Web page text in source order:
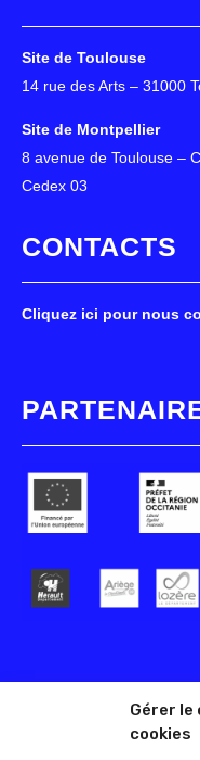
Gérer
cookies
Site de Toulouse
14 rue des Arts – 31000
Site de Montpellier
8 avenue de Toulouse –
Cedex 03
CONTACTS
Cliquez ici pour nous